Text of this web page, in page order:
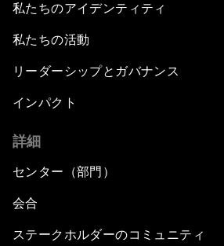
私たちのアイデンティティ
私たちの活動
リーダーシップとガバナンス
インパクト
詳細
センター（部門）
会合
ステークホルダーのコミュニティ